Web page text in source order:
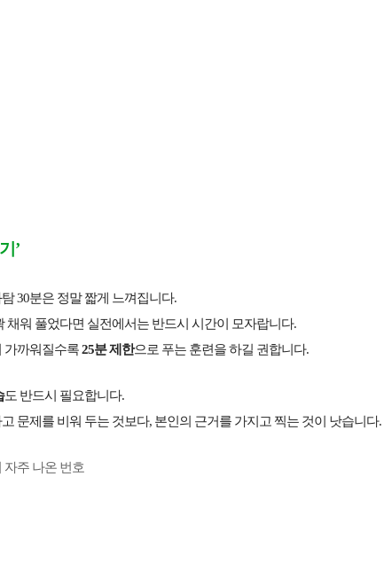
’
30분은 정말 짧게 느껴집니다.
채워 풀었다면 실전에서는 반드시 시간이 모자랍니다.
가까워질수록25분 제한으로 푸는 훈련을 하길 권합니다.
도 반드시 필요합니다.
문제를 비워 두는 것보다, 본인의 근거를 가지고 찍는 것이 낫습니다.
자주 나온 번호